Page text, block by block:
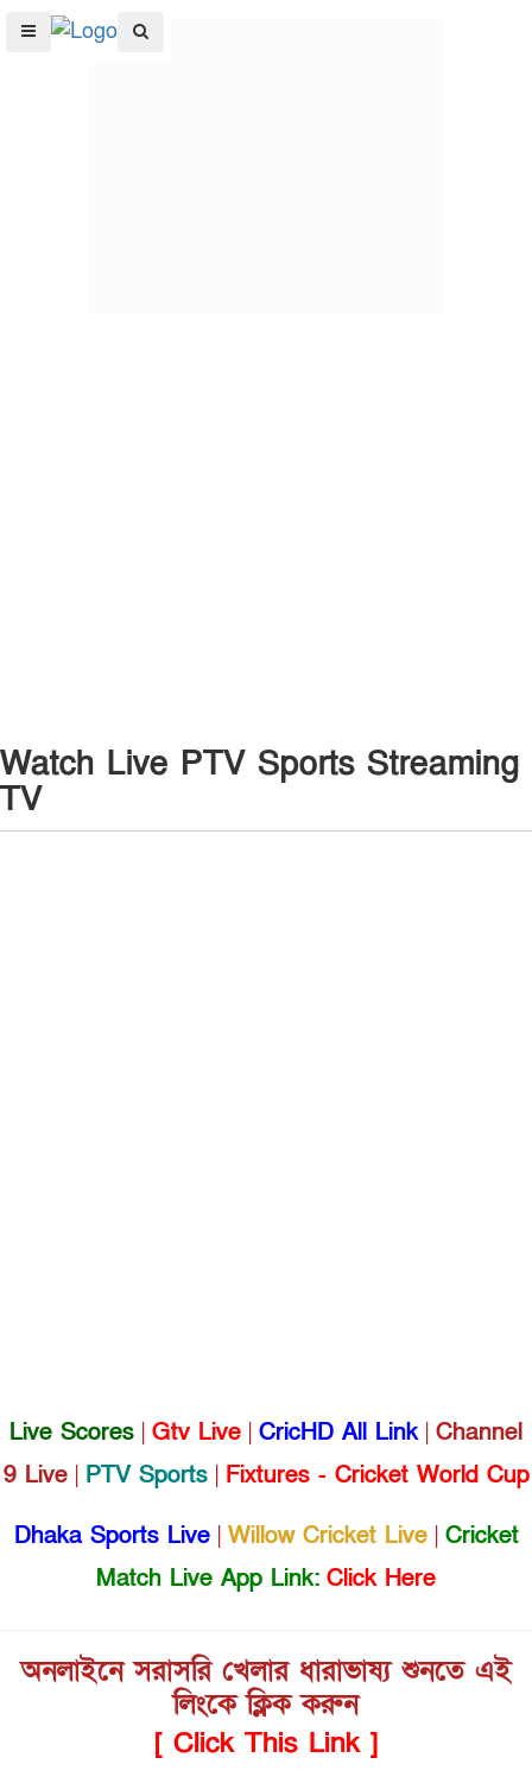
Watch Live PTV Sports Streaming
TV
Live Scores | Gtv Live | CricHD All Link| Channel
9 Live| PTV Sports| Fixtures - Cricket World Cup
Dhaka Sports Live| Willow Cricket Live| Cricket
Match Live App Link: Click Here
অনলাইনে সরাসরি খেলার ধারাভাষ্য শুনতে এই
লিংকে ক্লিক করুন
[ Click This Link ]